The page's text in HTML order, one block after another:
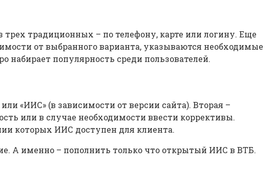
традиционных – по телефону, карте или логину. Еще
от выбранного варианта, указываются необходимые
популярность среди пользователей.
«ИИС» (в зависимости от версии сайта). Вторая –
или в случае необходимости ввести коррективы.
которых ИИС доступен для клиента.
А именно – пополнить только что открытый ИИС в ВТБ.